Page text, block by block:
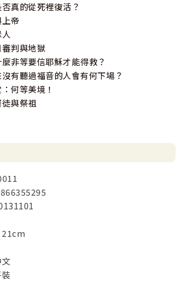
真的從死裡復活？
帝
判與地獄
非等要信耶穌才能得救？
有聽過福音的人會有何下場？
何等美境！
與祭祖
21cm